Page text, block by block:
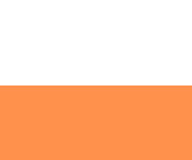
Intensivpflege bietet genau